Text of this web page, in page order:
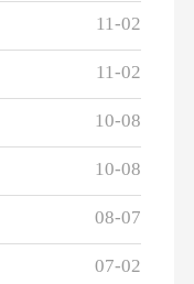
11-02
11-02
10-08
10-08
08-07
07-02